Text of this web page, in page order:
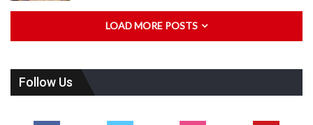
LOAD MORE POSTS
Follow Us